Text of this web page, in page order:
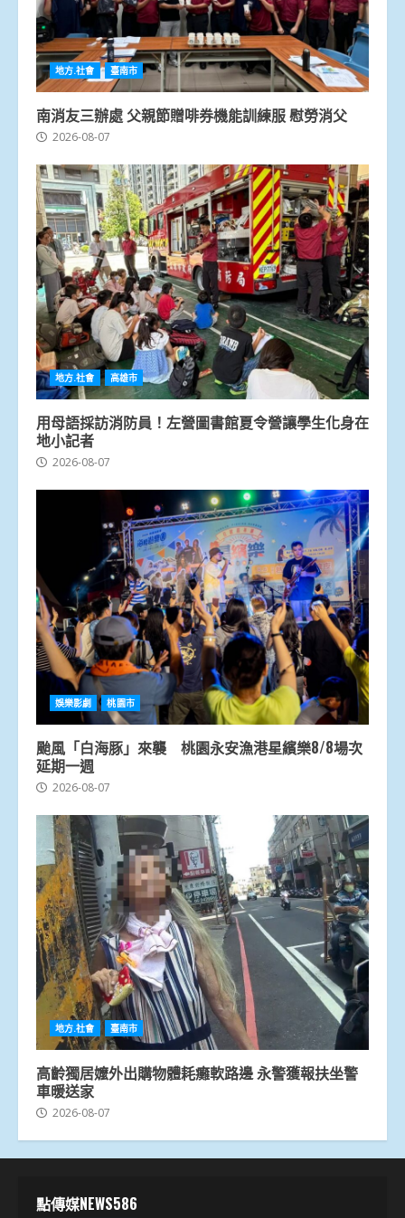
地方.社會 臺南市
南消友三辦處 父親節贈啡券機能訓練服 慰勞消父
2026-08-07
地方.社會 高雄市
用母語採訪消防員！左營圖書館夏令營讓學生化身在
地小記者
2026-08-07
娛樂影劇 桃園市
颱風「白海豚」來襲 桃園永安漁港星繽樂8/8場次
延期一週
2026-08-07
地方.社會 臺南市
高齡獨居嬤外出購物體耗癱軟路邊 永警獲報扶坐警
車暖送家
2026-08-07
點傳媒NEWS586